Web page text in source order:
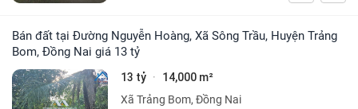
Bán đất tại Đường Nguyễn Hoàng, Xã Sông Trầu, Huyện Trảng
Bom, Đồng Nai giá 13 tỷ
13 tỷ · 14,000 m²
Xã Trảng Bom, Đồng Nai